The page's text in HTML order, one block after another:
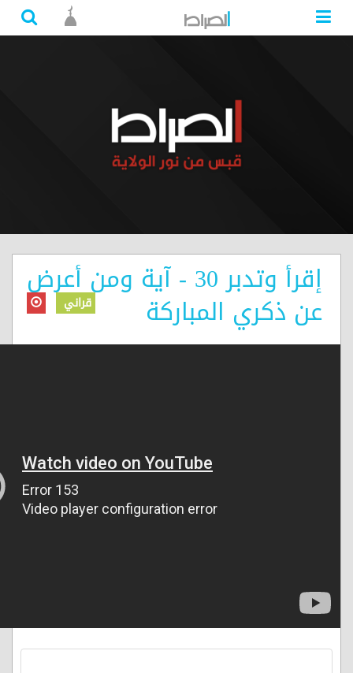
إقرأ وتدبر 30 - آية ومن أعرض
عن ذكري المباركة قراني